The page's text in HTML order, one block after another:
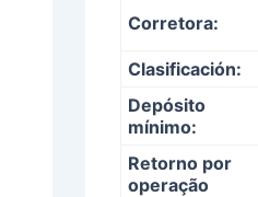
Corretora:
Clasificación:
Depósito
mínimo:
Retorno por
operação